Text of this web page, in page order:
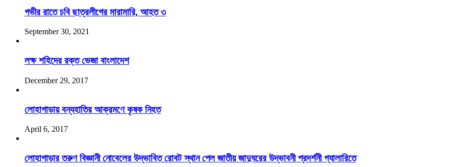
গভীর রাতে চবি ছাত্রলীগের মারামারি, আহত ৩
September 30, 2021
লক্ষ শহিদের রক্ত ভেজা বাংলাদেশ
December 29, 2017
লোহাগাড়ায় বন্যহাতির আক্রমণে কৃষক নিহত
April 6, 2017
লোহাগাড়ার তরুণ বিজ্ঞানী নোবেলের উদ্ভাবিত রোবট স্থান পেল জাতীয় জাদুঘরের উদ্ভাবনী প্রদর্শনী গ্যালারিতে